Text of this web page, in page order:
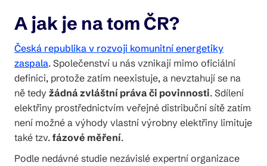
A jak je na tom ČR?
Česká republika v rozvoji komunitní energetiky
zaspala. Společenství u nás vznikají mimo oficiální
definici, protože zatím neexistuje, a nevztahují se na
ně tedy žádná zvláštní práva či povinnosti. Sdílení
elektřiny prostřednictvím veřejné distribuční sítě zatím
není možné a výhody vlastní výrobny elektřiny limituje
také tzv. fázové měření.
Podle nedávné studie nezávislé expertní organizace